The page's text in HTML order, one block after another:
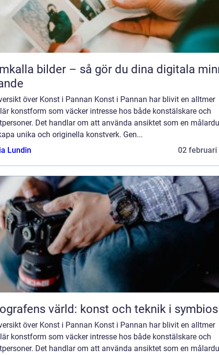
bilder – så gör du dina digitala
över Konst i Pannan Konst i Pannan har blivit en alltmer
konstform som väcker intresse hos både konstälskare och
Det handlar om att använda ansiktet som en
unika och originella konstverk. Gen...
Lundin
02 februari
värld: konst och teknik i symbios
över Konst i Pannan Konst i Pannan har blivit en alltmer
konstform som väcker intresse hos både konstälskare och
Det handlar om att använda ansiktet som en